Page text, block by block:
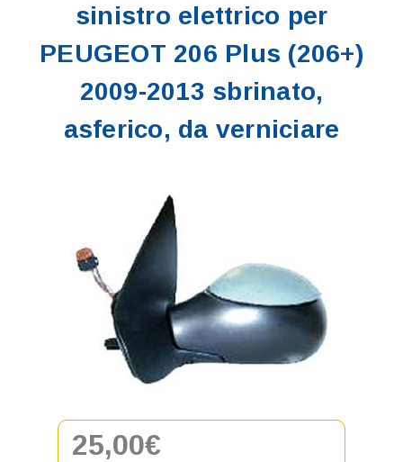
sinistro elettrico per
PEUGEOT 206 Plus (206+)
2009-2013 sbrinato,
asferico, da verniciare
25,00€